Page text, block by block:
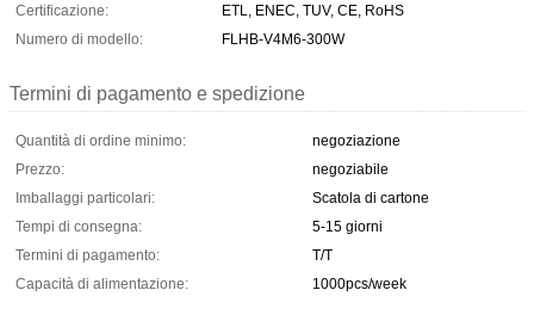
Certificazione:
ETL, ENEC, TUV, CE, RoHS
Numero di modello:
FLHB-V4M6-300W
Termini di pagamento e spedizione
Quantità di ordine minimo:
negoziazione
Prezzo:
negoziabile
Imballaggi particolari:
Scatola di cartone
Tempi di consegna:
5-15 giorni
Termini di pagamento:
T/T
Capacità di alimentazione:
1000pcs/week